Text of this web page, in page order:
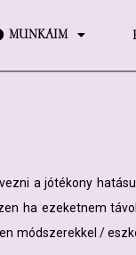
MUNKÁIM
a jótékony
ha ezeketnem
módszerekkel /